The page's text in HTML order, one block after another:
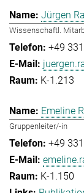
Jürgen
Wissenschaftl.
+49
K-1.213
Emeline
Gruppenleiter/-in
+49
K-1.150